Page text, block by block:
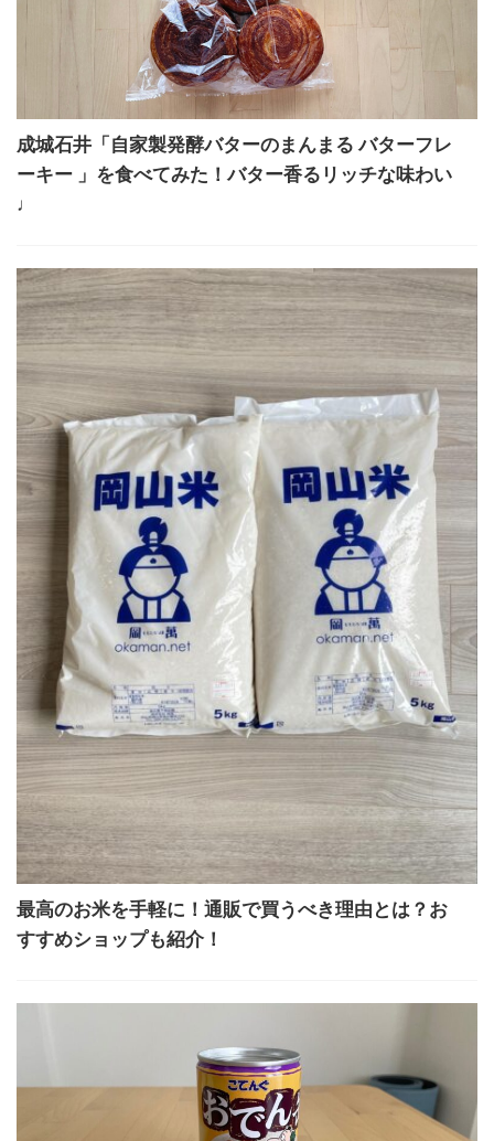
成城石井「自家製発酵バターのまんまる バターフレ
ーキー 」を食べてみた！バター香るリッチな味わい
♩
最高のお米を手軽に！通販で買うべき理由とは？お
すすめショップも紹介！